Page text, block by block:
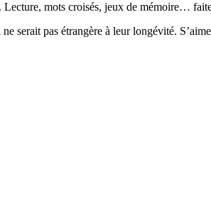
mots croisés, jeux de mémoire…
serait pas étrangère à leur longévité.